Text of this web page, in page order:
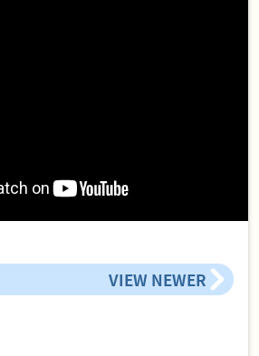
VIEW NEWER